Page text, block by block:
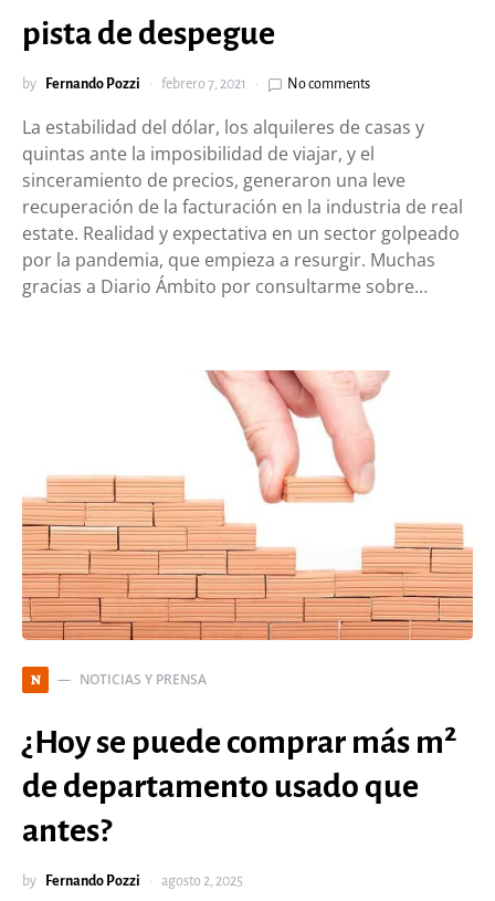
pista de despegue
by Fernando Pozzi febrero 7, 2021 No comments
La estabilidad del dólar, los alquileres de casas y
quintas ante la imposibilidad de viajar, y el
sinceramiento de precios, generaron una leve
recuperación de la facturación en la industria de real
estate. Realidad y expectativa en un sector golpeado
por la pandemia, que empieza a resurgir. Muchas
gracias a Diario Ámbito por consultarme sobre…
N NOTICIAS Y PRENSA
¿Hoy se puede comprar más m²
de departamento usado que
antes?
by Fernando Pozzi agosto 2, 2025